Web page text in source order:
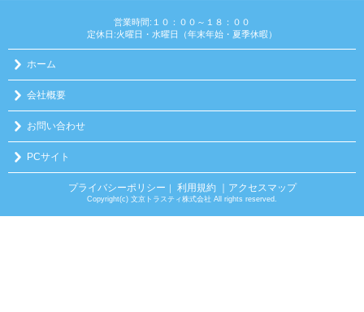
営業時間:１０：００～１８：００
定休日:火曜日・水曜日（年末年始・夏季休暇）
ホーム
会社概要
お問い合わせ
PCサイト
プライバシーポリシー ｜ 利用規約 ｜アクセスマップ
Copyright(c) 文京トラスティ株式会社 All rights reserved.